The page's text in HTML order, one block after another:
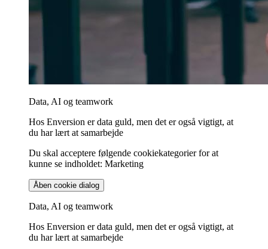
Data, AI og teamwork
Hos Enversion er data guld, men det er også vigtigt, at
du har lært at samarbejde
Du skal acceptere følgende cookiekategorier for at
kunne se indholdet: Marketing
Åben cookie dialog
Data, AI og teamwork
Hos Enversion er data guld, men det er også vigtigt, at
du har lært at samarbejde